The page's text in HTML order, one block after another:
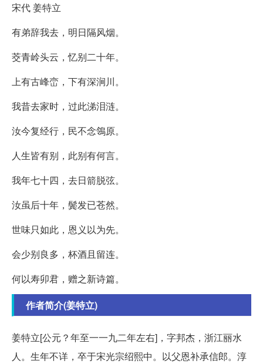
宋代 姜特立
有弟辞我去，明日隔风烟。
茭青岭头云，忆别二十年。
上有古峰峦，下有深涧川。
我昔去家时，过此涕泪涟。
汝今复经行，民不念鴒原。
人生皆有别，此别有何言。
我年七十四，去日箭脱弦。
汝虽后十年，鬓发已苍然。
世味只如此，恩义以为先。
会少别良多，杯酒且留连。
何以寿卯君，赠之新诗篇。
作者简介(姜特立)
姜特立[公元？年至一一九二年左右]，字邦杰，浙江丽水
人。生年不详，卒于宋光宗绍熙中。以父恩补承信郎。淳